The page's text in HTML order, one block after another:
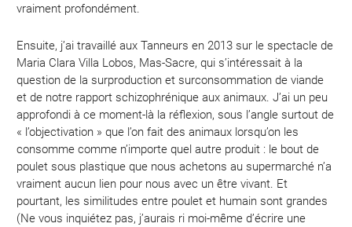
vraiment profondément.
Ensuite, j’ai travaillé aux Tanneurs en 2013 sur le spectacle de
Maria Clara Villa Lobos, Mas-Sacre, qui s’intéressait à la
question de la surproduction et surconsommation de viande
et de notre rapport schizophrénique aux animaux. J’ai un peu
approfondi à ce moment-là la réflexion, sous l’angle surtout de
« l’objectivation » que l’on fait des animaux lorsqu’on les
consomme comme n’importe quel autre produit : le bout de
poulet sous plastique que nous achetons au supermarché n’a
vraiment aucun lien pour nous avec un être vivant. Et
pourtant, les similitudes entre poulet et humain sont grandes
(Ne vous inquiétez pas, j’aurais ri moi-même d’écrire une